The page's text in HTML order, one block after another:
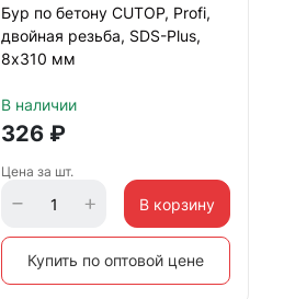
Бур по бетону CUTOP, Profi,
двойная резьба, SDS-Plus,
8х310 мм
В наличии
326₽
Цена за шт.
В корзину
Купить по оптовой цене